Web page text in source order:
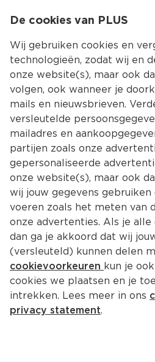
De cookies van PLUS
Wij gebruiken cookies en
technologieën, zodat wij en
onze website(s), maar ook
volgen, ook wanneer je
mails en nieuwsbrieven.
versleutelde
mailadres en
partijen zoals onze
gepersonaliseerde
onze website(s), maar ook
wij jouw gegevens gebruiken
voeren zoals het meten van
onze advertenties. Als je
dan ga je akkoord dat wij
(versleuteld) kunnen delen
cookievoorkeuren kun je
cookies we plaatsen en je
intrekken. Lees meer in ons
privacy statement.